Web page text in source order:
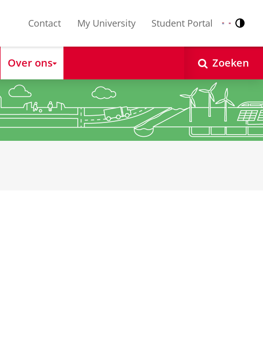
Contact My University Student Portal Nederlands
English
Over ons Zoeken